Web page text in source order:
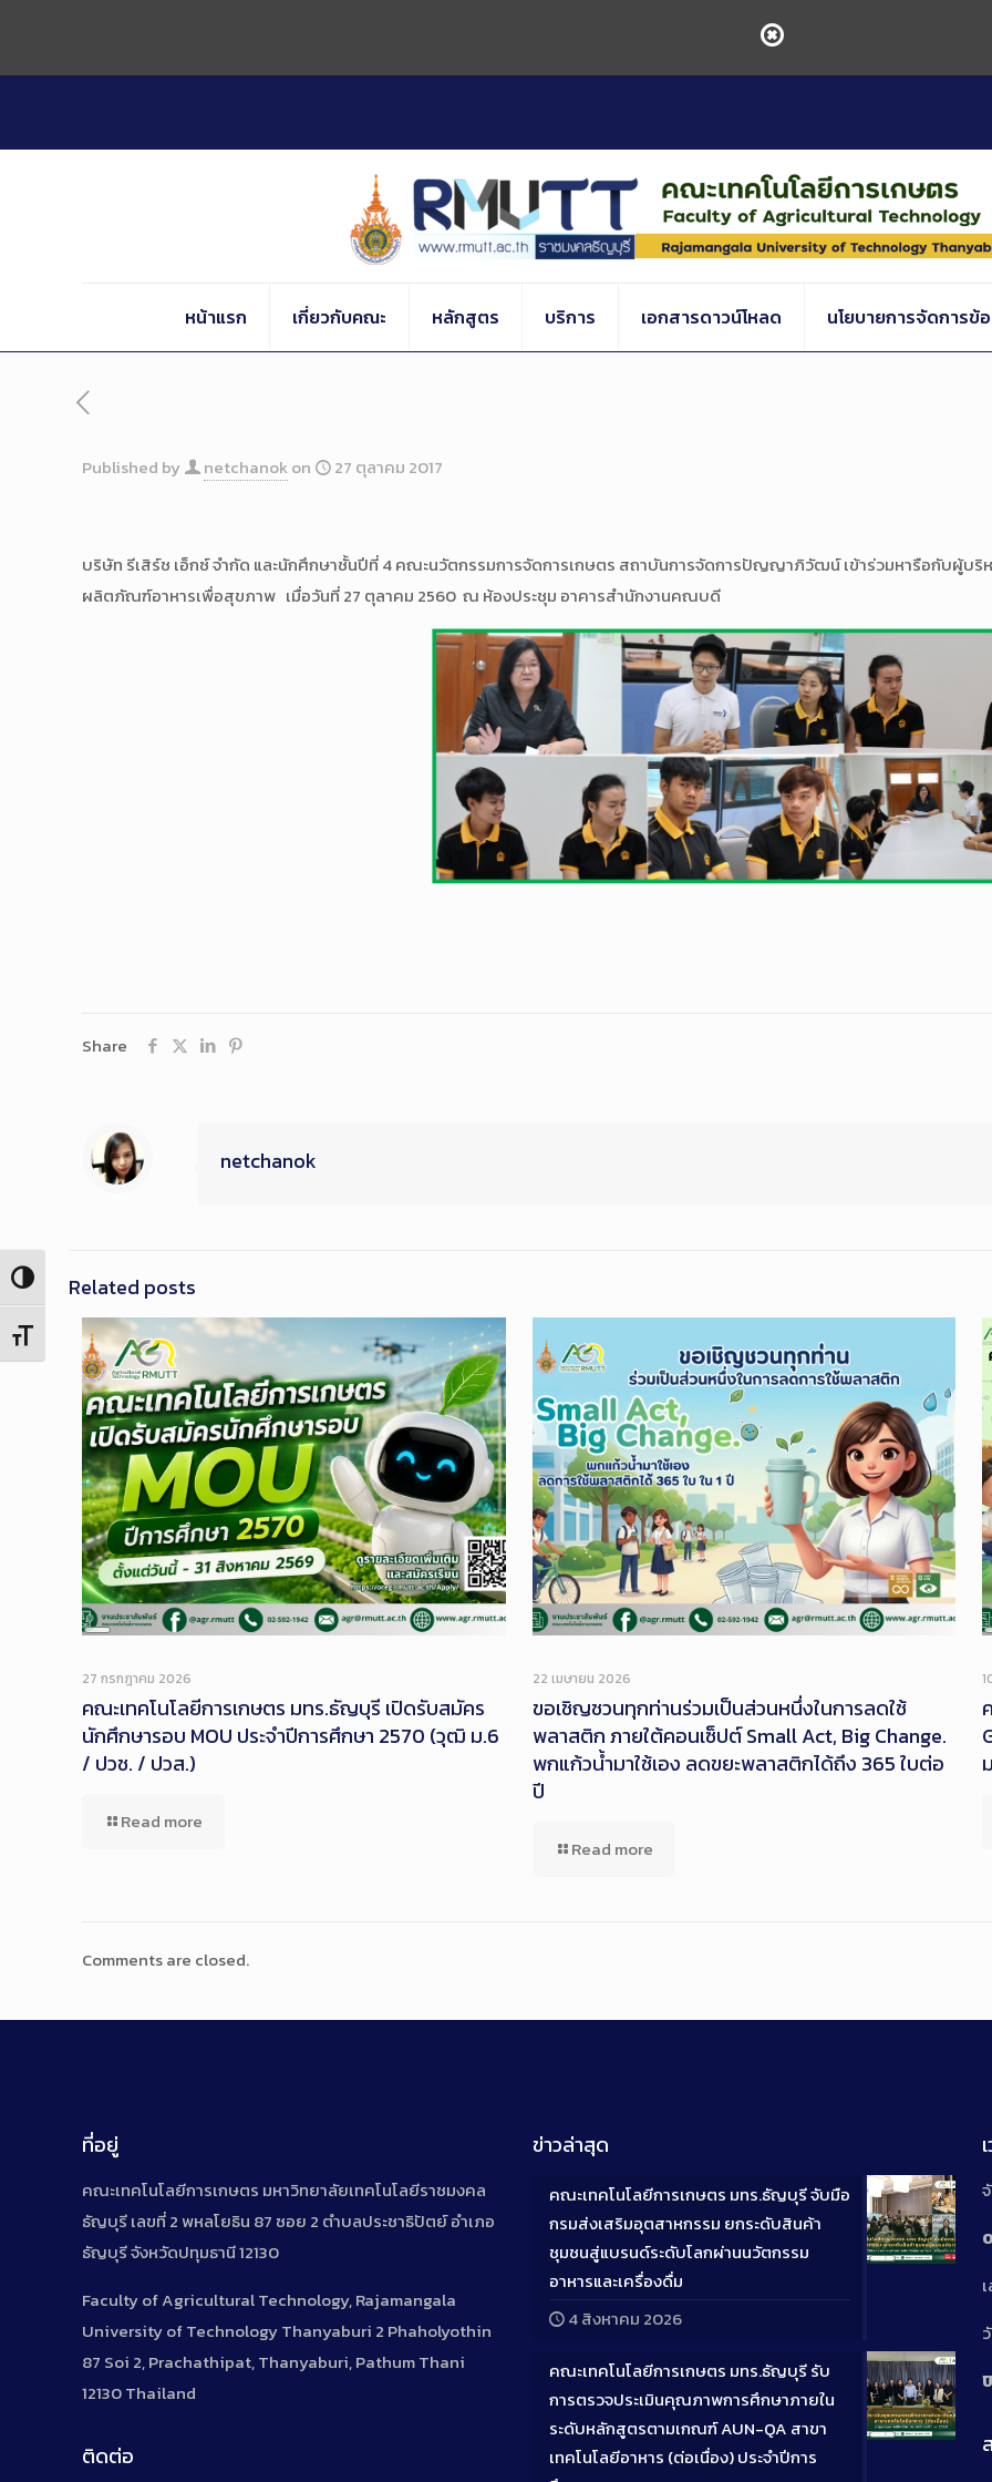
Content
Toggle High Contrast
Toggle Font size
หน้าแรก เกี่ยวกับคณะ หลักสูตร บริการ เอกสารดาวน์โหลด นโยบายการจัดการข้
Published by netchanokon 27 ตุลาคม 2017
บริษัท รีเสิร์ช เอ็กซ์ จำกัด และนักศึกษาชั้นปีที่ 4 คณะนวัตกรรมการจัดการเกษตร สถาบันการจัดการปัญญาภิวัฒน์ เข้าร่วมหารือกับผู้บ
ผลิตภัณฑ์อาหารเพื่อสุขภาพ เมื่อวันที่ 27 ตุลาคม 2560 ณ ห้องประชุม อาคารสำนักงานคณบดี
Share
netchanok
Related posts
Long
27 กรกฎาคม 2026
คณะเทคโนโลยีการเกษตร มทร.ธัญบุรี เปิดรับสมัคร
นักศึกษารอบ MOU ประจำปีการศึกษา 2570 (วุฒิ ม.6
/ ปวช. / ปวส.)
Read more
22 เมษายน 2026
ขอเชิญชวนทุกท่านร่วมเป็นส่วนหนึ่งในการลดใช้
พลาสติก ภายใต้คอนเซ็ปต์ Small Act, Big Change.
พกแก้วน้ำมาใช้เอง ลดขยะพลาสติกได้ถึง 365 ใบต่อ
ปี
Read more
Comments are closed.
ที่อยู่
คณะเทคโนโลยีการเกษตร มหาวิทยาลัยเทคโนโลยีราชมงคล
ธัญบุรี เลขที่ 2 พหลโยธิน 87 ซอย 2 ตำบลประชาธิปัตย์ อำเภอ
ธัญบุรี จังหวัดปทุมธานี 12130
Faculty of Agricultural Technology, Rajamangala
University of Technology Thanyaburi 2 Phaholyothin
87 Soi 2, Prachathipat, Thanyaburi, Pathum Thani
12130 Thailand
ติดต่อ
ข่าวล่าสุด
Long
คณะเทคโนโลยีการเกษตร มทร.ธัญบุรี จับมือ
กรมส่งเสริมอุตสาหกรรม ยกระดับสินค้า
ชุมชนสู่แบรนด์ระดับโลกผ่านนวัตกรรม
อาหารและเครื่องดื่ม
4 สิงหาคม 2026
Long
คณะเทคโนโลยีการเกษตร มทร.ธัญบุรี รับ
การตรวจประเมินคุณภาพการศึกษาภายใน
ระดับหลักสูตรตามเกณฑ์ AUN-QA สาขา
เทคโนโลยีอาหาร (ต่อเนื่อง) ประจำปีการ